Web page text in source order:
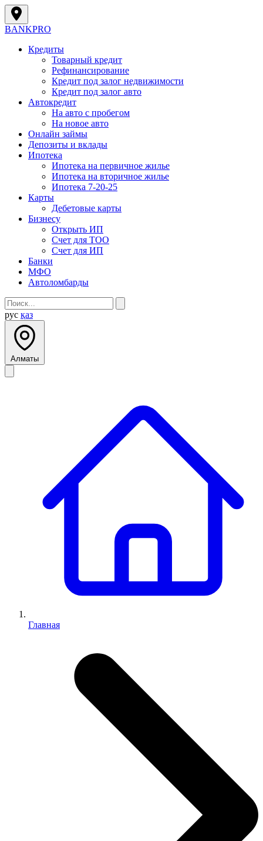
BANKPRO
Кредиты
Товарный кредит
Рефинансирование
Кредит под залог недвижимости
Кредит под залог авто
Автокредит
На авто с пробегом
На новое авто
Онлайн займы
Депозиты и вклады
Ипотека
Ипотека на первичное жилье
Ипотека на вторичное жилье
Ипотека 7-20-25
Карты
Дебетовые карты
Бизнесу
Открыть ИП
Cчет для ТОО
Счет для ИП
Банки
МФО
Автоломбарды
рус қаз
Алматы
Главная